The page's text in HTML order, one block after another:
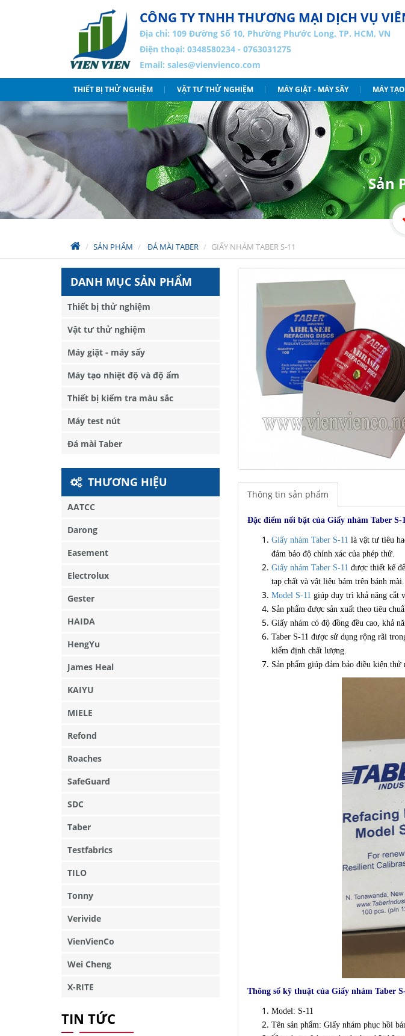
CÔNG TY TNHH THƯƠNG MẠI DỊCH VỤ
Địa chỉ: 109 Đường Số 10, Phường Phước Long, TP. HCM, VN
Điện thoại: 0348580234 - 0763031275
Email: sales@vienvienco.com
THIẾT BỊ THỬ NGHIỆM VẬT TƯ THỬ NGHIỆM MÁY GIẶT - MÁY SẤY MÁY
SẢN PHẨM ĐÁ MÀI TABER GIẤY NHÁM TABER S-11
Sản
Thông tin sản phẩm
Đặc điểm nổi bật của Giấy nhám Taber S-
Giấy nhám Taber S-11 là vật tư tiêu
đảm bảo độ chính xác của phép thử.
Giấy nhám Taber S-11 được thiết kế
tạp chất và vật liệu bám trên bánh mài.
Model S-11 giúp duy trì khả năng cắt
Sản phẩm được sản xuất theo tiêu
Giấy nhám có độ đồng đều cao, khả
Taber S-11 được sử dụng rộng rãi
kiểm định chất lượng.
Sản phẩm giúp đảm bảo điều kiện thử
Thông số kỹ thuật của Giấy nhám Taber
Model: S-11
Tên sản phẩm: Giấy nhám phục hồi
DANH MỤC SẢN PHẨM
Thiết bị thử nghiệm
Vật tư thử nghiệm
Máy giặt - máy sấy
Máy tạo nhiệt độ và độ ẩm
Thiết bị kiểm tra màu sắc
Máy test nút
Đá mài Taber
THƯƠNG HIỆU
AATCC
Darong
Easement
Electrolux
Gester
HAIDA
HengYu
James Heal
KAIYU
MIELE
Refond
Roaches
SafeGuard
SDC
Taber
Testfabrics
TILO
Tonny
Verivide
VienVienCo
Wei Cheng
X-RITE
TIN TỨC